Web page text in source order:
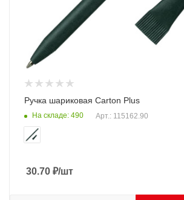
Ручка шариковая Carton Plus
На складе: 490 Арт.: 115162.90
30.70 ₽/шт